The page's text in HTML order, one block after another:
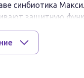
синбиотика
защитную
также входят в